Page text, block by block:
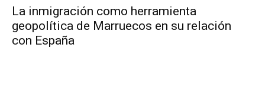
La inmigración como herramienta
geopolítica de Marruecos en su relación
con España